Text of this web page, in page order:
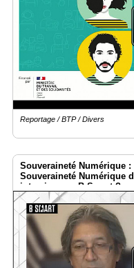
Reportage / BTP / Divers
Souveraineté Numérique
Souveraineté Numérique
interview par B-Smart ?